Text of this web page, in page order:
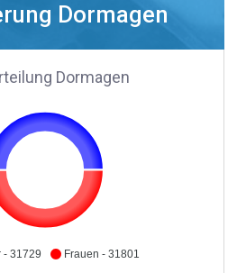
Dormagen
Dormagen
- 31729 Frauen - 31801